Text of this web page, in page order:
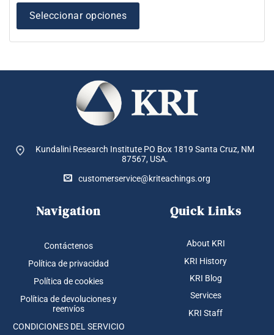
Seleccionar opciones
múltiples
variantes.
Las
opciones
pueden
productoKundalini Research Institute PO Box 1819 Santa Cruz, NM
87567, USA.
customerservice@kriteachings.org
Navigation
Contáctenos
Política de privacidad
Política de cookies
Política de devoluciones y
reenvíos
CONDICIONES DEL SERVICIO
Quick Links
About KRI
KRI History
KRI Blog
Services
KRI Staff